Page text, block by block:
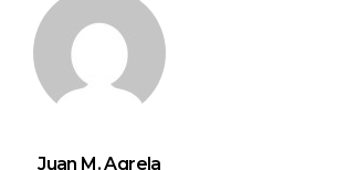
Juan M. Agrela